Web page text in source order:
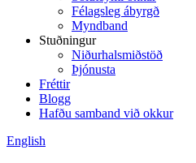
Félagsleg ábyrgð
Myndband
Stuðningur
Niðurhalsmiðstöð
Þjónusta
Fréttir
Blogg
Hafðu samband við okkur
English